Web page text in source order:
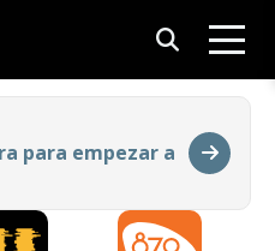
para empezar a
para empezar a